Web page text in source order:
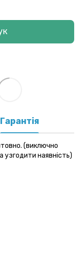
Гарантія
(виключно
узгодити наявність)